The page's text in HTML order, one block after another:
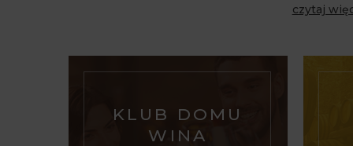
czytaj
KLUB DOMU
WINA